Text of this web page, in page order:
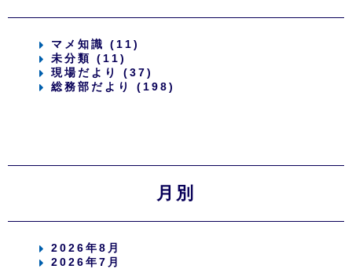
マメ知識 (11)
未分類 (11)
現場だより (37)
総務部だより (198)
月別
2026年8月
2026年7月